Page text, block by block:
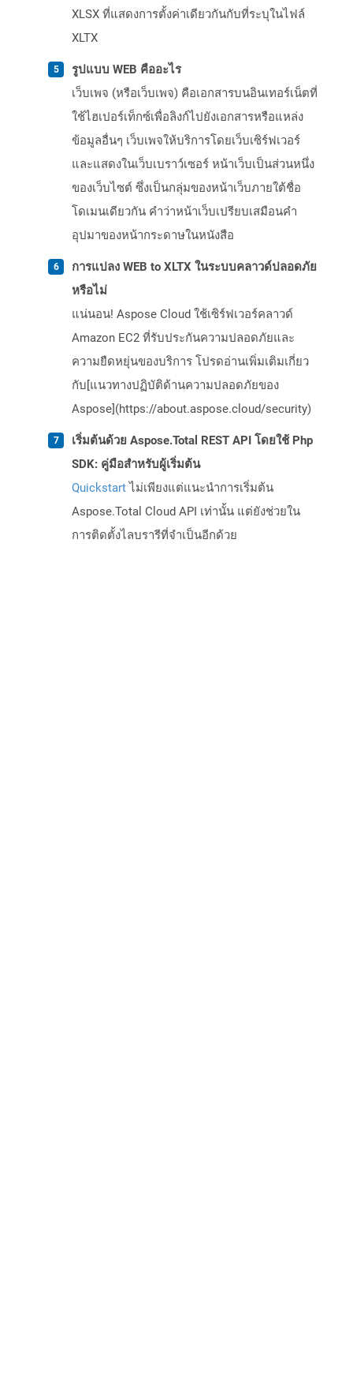
XLSX ที่แสดงการตั้งค่าเดียวกันกับที่ระบุในไฟล์
XLTX
รูปแบบ WEB คืออะไร
เว็บเพจ (หรือเว็บเพจ) คือเอกสารบนอินเทอร์เน็ตที่
ใช้ไฮเปอร์เท็กซ์เพื่อลิงก์ไปยังเอกสารหรือแหล่ง
ข้อมูลอื่นๆ เว็บเพจให้บริการโดยเว็บเซิร์ฟเวอร์
และแสดงในเว็บเบราว์เซอร์ หน้าเว็บเป็นส่วนหนึ่ง
ของเว็บไซต์ ซึ่งเป็นกลุ่มของหน้าเว็บภายใต้ชื่อ
โดเมนเดียวกัน คำว่าหน้าเว็บเปรียบเสมือนคำ
อุปมาของหน้ากระดาษในหนังสือ
การแปลง WEB to XLTX ในระบบคลาวด์ปลอดภัย
หรือไม่
แน่นอน! Aspose Cloud ใช้เซิร์ฟเวอร์คลาวด์
Amazon EC2 ที่รับประกันความปลอดภัยและ
ความยืดหยุ่นของบริการ โปรดอ่านเพิ่มเติมเกี่ยว
กับ[แนวทางปฏิบัติด้านความปลอดภัยของ
Aspose](https://about.aspose.cloud/security)
เริ่มต้นด้วย Aspose.Total REST API โดยใช้ Php
SDK: คู่มือสำหรับผู้เริ่มต้น
Quickstartไม่เพียงแต่แนะนำการเริ่มต้น
Aspose.Total Cloud API เท่านั้น แต่ยังช่วยใน
การติดตั้งไลบรารีที่จำเป็นอีกด้วย